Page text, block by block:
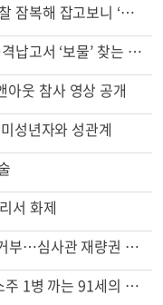
신호위반 후 달아난 배달기사…경찰 잠복해 잡고보니 ‘반전’
74m짜리 보잉777, 화물기 변신…격납고서 ‘보물’ 찾는 인천공항
웃 참사 영상 공개
성년자와 성관계
서 화제
서류 하나만 빠져도 영주권·비자 거부…심사관 재량권 대폭 확대
“술에 이것 한방울 넣어라” 매일 소주 1병 까는 91세의 철칙